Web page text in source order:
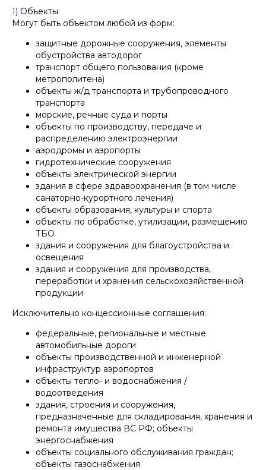
1) Объекты
Могут быть объектом любой из форм:
защитные дорожные сооружения, элементы
обустройства автодорог
транспорт общего пользования (кроме
метрополитена)
объекты ж/д транспорта и трубопроводного
транспорта
морские, речные суда и порты
объекты по производству, передаче и
распределению электроэнергии
аэродромы и аэропорты
гидротехнические сооружения
объекты электрической энергии
здания в сфере здравоохранения (в том числе
санаторно-курортного лечения)
объекты образования, культуры и спорта
объекты по обработке, утилизации, размещению
ТБО
здания и сооружения для благоустройства и
освещения
здания и сооружения для производства,
переработки и хранения сельскохозяйственной
продукции
Исключительно концессионные соглашения:
федеральные, региональные и местные
автомобильные дороги
объекты производственной и инженерной
инфраструктур аэропортов
объекты тепло- и водоснабжения /
водоотведения
здания, строения и сооружения,
предназначенные для складирования, хранения и
ремонта имущества ВС РФ; объекты
энергоснабжения
объекты социального обслуживания граждан;
объекты газоснабжения